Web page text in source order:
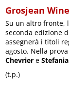
Grosjean
Su un altro fronte,
seconda edizione
assegnerà i titoli
agosto. Nella
Chevrier e
(t.p.)